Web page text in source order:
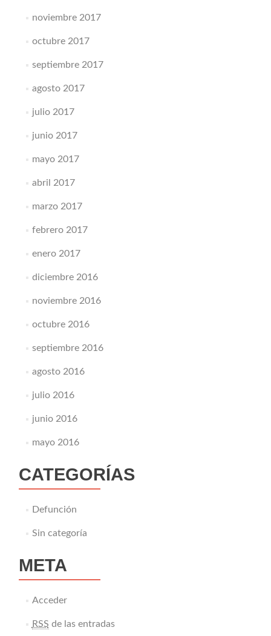
noviembre 2017
octubre 2017
septiembre 2017
agosto 2017
julio 2017
junio 2017
mayo 2017
abril 2017
marzo 2017
febrero 2017
enero 2017
diciembre 2016
noviembre 2016
octubre 2016
septiembre 2016
agosto 2016
julio 2016
junio 2016
mayo 2016
CATEGORÍAS
Defunción
Sin categoría
META
Acceder
RSS de las entradas